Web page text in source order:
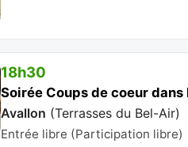
18h30
Soirée Coups de coeur
Avallon (Terrasses du Bel-Air)
Entrée libre (Participation libre)